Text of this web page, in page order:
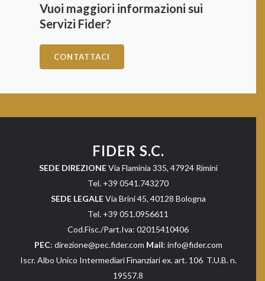
Vuoi maggiori informazioni sui
Servizi Fider?
CONTATTACI
FIDER S.C.
SEDE DIREZIONEVia Flaminia 335, 47924 Rimini
Tel. +39 0541.743270
SEDE LEGALEVia Brini 45, 40128 Bologna
Tel. +39 051.0956611
Cod.Fisc./Part.Iva: 02015410406
PEC: direzione@pec.fider.com Mail: info@fider.com
Iscr. Albo Unico Intermediari Finanziari ex. art. 106 T.U.B. n.
19557.8